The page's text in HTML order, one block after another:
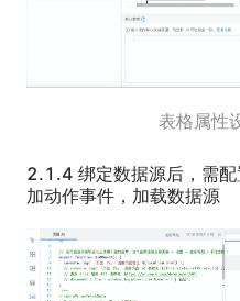
表格属性
2.1.4 绑定数据源后，需
加动作事件，加载数据源